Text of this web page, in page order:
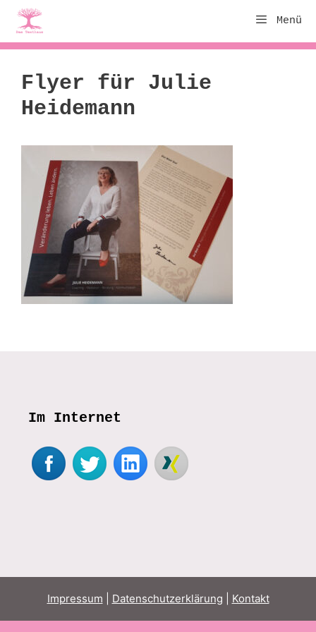
Zum
Inhalt
springen
Menü
Flyer für Julie
Heidemann
Im Internet
Impressum Datenschutzerklärung Kontakt